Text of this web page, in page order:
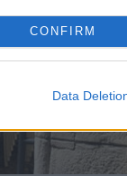
CONFIRM
Data